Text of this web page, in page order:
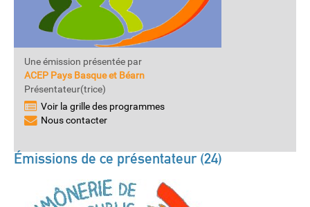
Une émission présentée par
ACEP Pays Basque et Béarn
Présentateur(trice)
Voir la grille des programmes
Nous contacter
Émissions de ce présentateur (24)